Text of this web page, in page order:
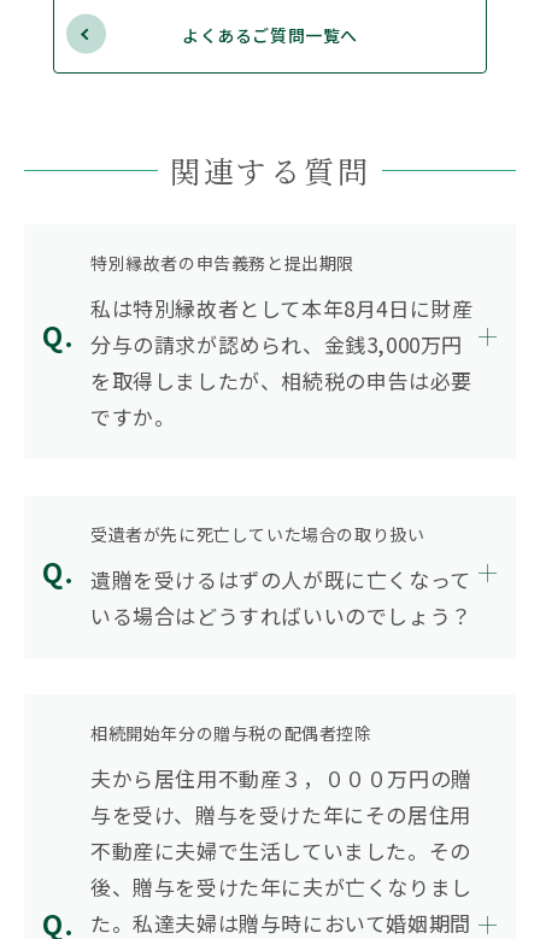
よくあるご質問一覧へ
関連する質問
特別縁故者の申告義務と提出期限
私は特別縁故者として本年8月4日に財産
分与の請求が認められ、金銭3,000万円
を取得しましたが、相続税の申告は必要
ですか。
受遺者が先に死亡していた場合の取り扱い
遺贈を受けるはずの人が既に亡くなって
いる場合はどうすればいいのでしょう？
相続開始年分の贈与税の配偶者控除
夫から居住用不動産３，０００万円の贈
与を受け、贈与を受けた年にその居住用
不動産に夫婦で生活していました。その
後、贈与を受けた年に夫が亡くなりまし
た。私達夫婦は贈与時において婚姻期間